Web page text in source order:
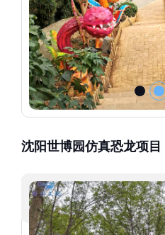
沈阳世博园仿真恐龙项目